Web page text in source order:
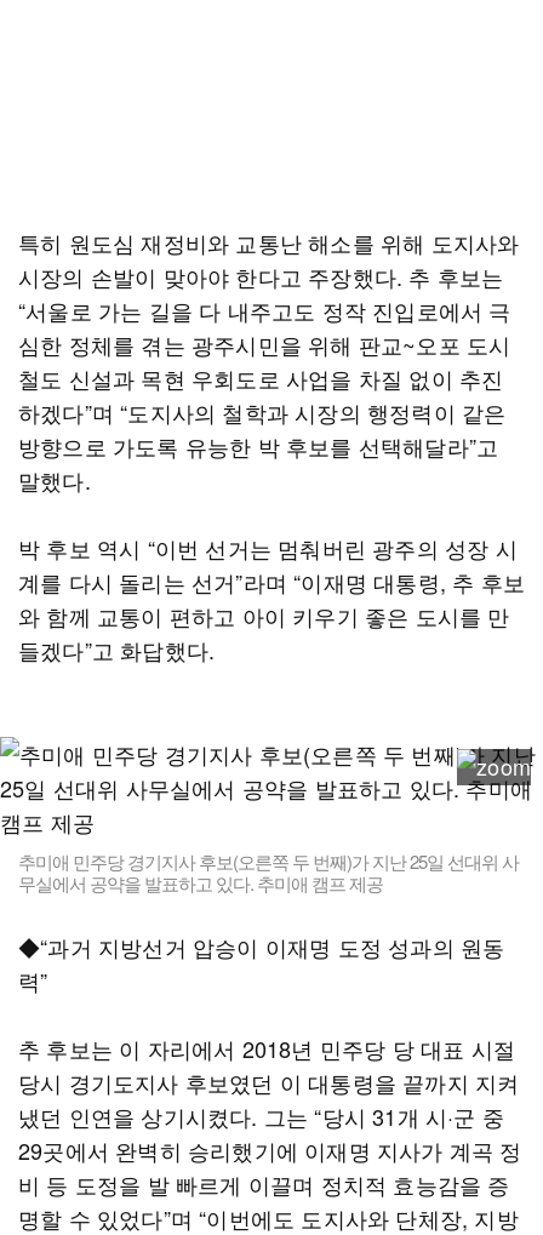
특히 원도심 재정비와 교통난 해소를 위해 도지사와
시장의 손발이 맞아야 한다고 주장했다. 추 후보는
“서울로 가는 길을 다 내주고도 정작 진입로에서 극
심한 정체를 겪는 광주시민을 위해 판교~오포 도시
철도 신설과 목현 우회도로 사업을 차질 없이 추진
하겠다”며 “도지사의 철학과 시장의 행정력이 같은
방향으로 가도록 유능한 박 후보를 선택해달라”고
말했다.
박 후보 역시 “이번 선거는 멈춰버린 광주의 성장 시
계를 다시 돌리는 선거”라며 “이재명 대통령, 추 후보
와 함께 교통이 편하고 아이 키우기 좋은 도시를 만
들겠다”고 화답했다.
추미애 민주당 경기지사 후보(오른쪽 두 번째)가 지난 25일 선대위 사
무실에서 공약을 발표하고 있다. 추미애 캠프 제공
◆“과거 지방선거 압승이 이재명 도정 성과의 원동
력”
추 후보는 이 자리에서 2018년 민주당 당 대표 시절
당시 경기도지사 후보였던 이 대통령을 끝까지 지켜
냈던 인연을 상기시켰다. 그는 “당시 31개 시·군 중
29곳에서 완벽히 승리했기에 이재명 지사가 계곡 정
비 등 도정을 발 빠르게 이끌며 정치적 효능감을 증
명할 수 있었다”며 “이번에도 도지사와 단체장, 지방